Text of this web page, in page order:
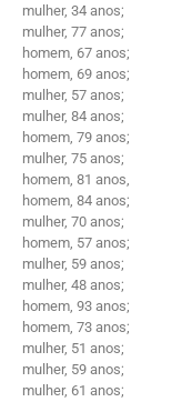
mulher, 34 anos;
mulher, 77 anos;
homem, 67 anos;
homem, 69 anos;
mulher, 57 anos;
mulher, 84 anos;
homem, 79 anos;
mulher, 75 anos;
homem, 81 anos,
homem, 84 anos;
mulher, 70 anos;
homem, 57 anos;
mulher, 59 anos;
mulher, 48 anos;
homem, 93 anos;
homem, 73 anos;
mulher, 51 anos;
mulher, 59 anos;
mulher, 61 anos;